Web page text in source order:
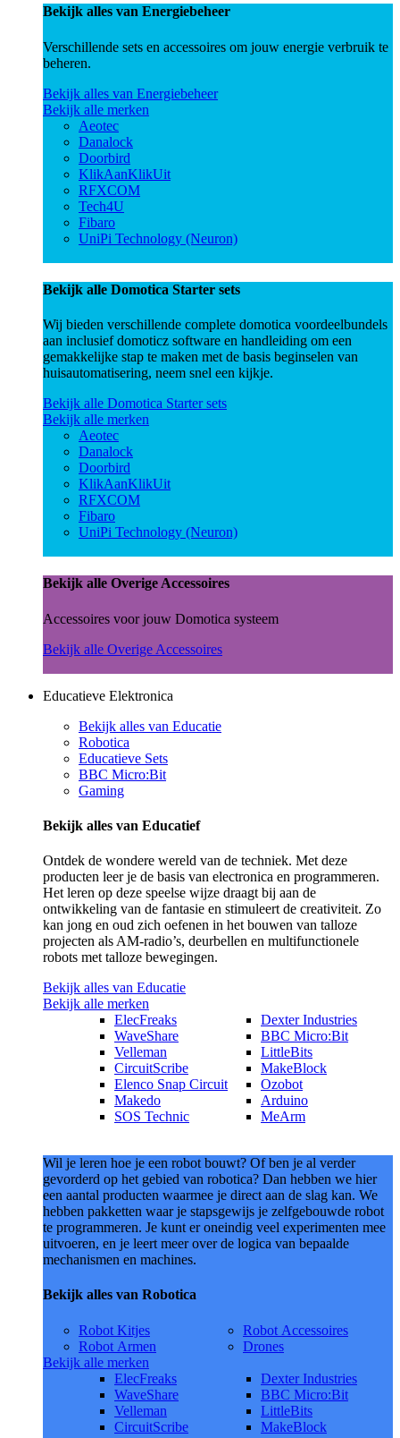
Bekijk alles van Energiebeheer
Verschillende sets en accessoires om jouw energie verbruik te
beheren.
Bekijk alles van Energiebeheer
Bekijk alle merken
Aeotec
Danalock
Doorbird
KlikAanKlikUit
RFXCOM
Tech4U
Fibaro
UniPi Technology (Neuron)
Bekijk alle Domotica Starter sets
Wij bieden verschillende complete domotica voordeelbundels
aan inclusief domoticz software en handleiding om een
gemakkelijke stap te maken met de basis beginselen van
huisautomatisering, neem snel een kijkje.
Bekijk alle Domotica Starter sets
Bekijk alle merken
Aeotec
Danalock
Doorbird
KlikAanKlikUit
RFXCOM
Fibaro
UniPi Technology (Neuron)
Bekijk alle Overige Accessoires
Accessoires voor jouw Domotica systeem
Bekijk alle Overige Accessoires
Educatieve Elektronica
Bekijk alles van Educatie
Robotica
Educatieve Sets
BBC Micro:Bit
Gaming
Bekijk alles van Educatief
Ontdek de wondere wereld van de techniek. Met deze
producten leer je de basis van electronica en programmeren.
Het leren op deze speelse wijze draagt bij aan de
ontwikkeling van de fantasie en stimuleert de creativiteit. Zo
kan jong en oud zich oefenen in het bouwen van talloze
projecten als AM-radio’s, deurbellen en multifunctionele
robots met talloze bewegingen.
Bekijk alles van Educatie
Bekijk alle merken
ElecFreaks
WaveShare
Velleman
CircuitScribe
Elenco Snap Circuit
Makedo
SOS Technic
Dexter Industries
BBC Micro:Bit
LittleBits
MakeBlock
Ozobot
Arduino
MeArm
Wil je leren hoe je een robot bouwt? Of ben je al verder
gevorderd op het gebied van robotica? Dan hebben we hier
een aantal producten waarmee je direct aan de slag kan. We
hebben pakketten waar je stapsgewijs je zelfgebouwde robot
te programmeren. Je kunt er oneindig veel experimenten mee
uitvoeren, en je leert meer over de logica van bepaalde
mechanismen en machines.
Bekijk alles van Robotica
Robot Kitjes
Robot Armen
Robot Accessoires
Drones
Bekijk alle merken
ElecFreaks
WaveShare
Velleman
CircuitScribe
Dexter Industries
BBC Micro:Bit
LittleBits
MakeBlock